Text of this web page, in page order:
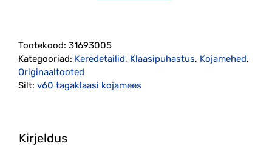
2019-
originaal
(31693005)
kogus
Tootekood: 31693005
Kategooriad: Keredetailid, Klaasipuhastus, Kojamehed,
Originaaltooted
Silt: v60 tagaklaasi kojamees
Kirjeldus